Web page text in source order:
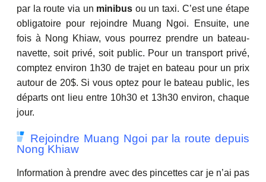
par la route via un minibus ou un taxi. C’est une étape
obligatoire pour rejoindre Muang Ngoi. Ensuite, une
fois à Nong Khiaw, vous pourrez prendre un bateau-
navette, soit privé, soit public. Pour un transport privé,
comptez environ 1h30 de trajet en bateau pour un prix
autour de 20$. Si vous optez pour le bateau public, les
départs ont lieu entre 10h30 et 13h30 environ, chaque
jour.
Rejoindre Muang Ngoi par la route depuis
Nong Khiaw
Information à prendre avec des pincettes car je n’ai pas